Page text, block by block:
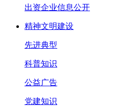
出资企业信息公开
精神文明建设
先进典型
科普知识
公益广告
党建知识